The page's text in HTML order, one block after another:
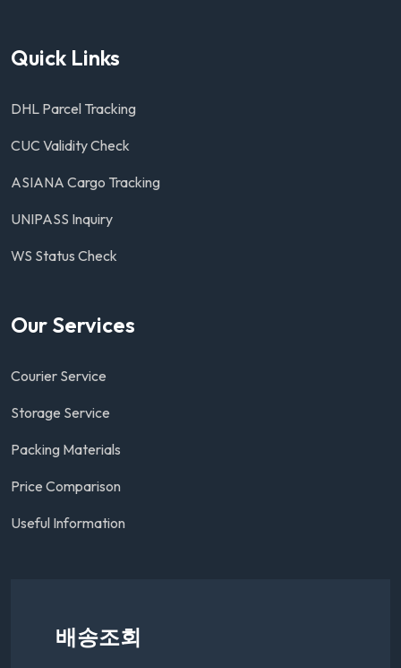
Quick Links
DHL Parcel Tracking
CUC Validity Check
ASIANA Cargo Tracking
UNIPASS Inquiry
WS Status Check
Our Services
Courier Service
Storage Service
Packing Materials
Price Comparison
Useful Information
배송조회